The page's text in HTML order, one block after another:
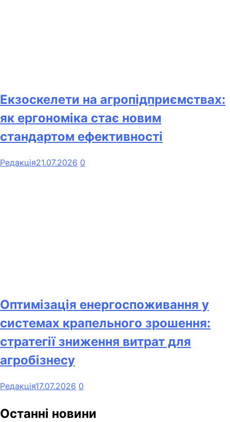
Екзоскелети на агропідприємствах:
як ергономіка стає новим
стандартом ефективності
Редакція21.07.2026 0
Оптимізація енергоспоживання у
системах крапельного зрошення:
стратегії зниження витрат для
агробізнесу
Редакція17.07.2026 0
Останні новини